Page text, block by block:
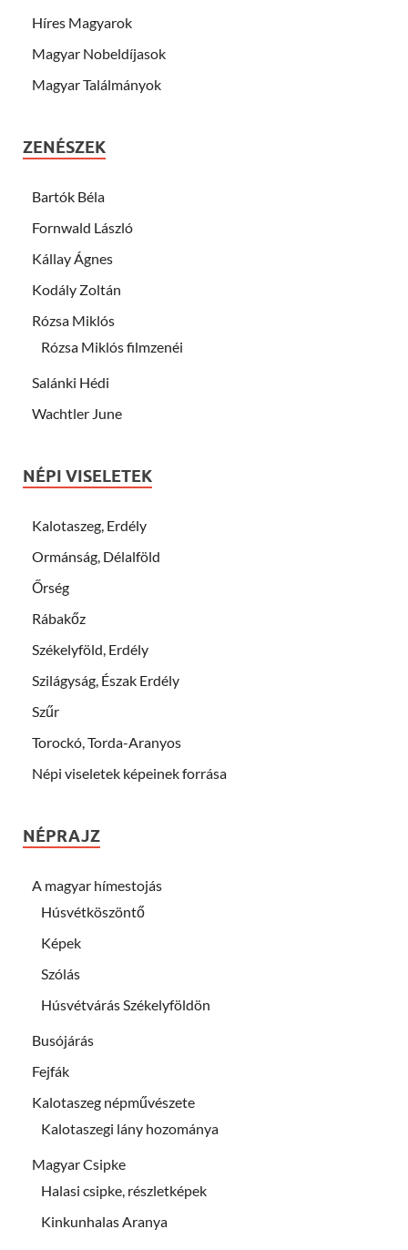
Híres Magyarok
Magyar Nobeldíjasok
Magyar Találmányok
ZENÉSZEK
Bartók Béla
Fornwald László
Kállay Ágnes
Kodály Zoltán
Rózsa Miklós
Rózsa Miklós filmzenéi
Salánki Hédi
Wachtler June
NÉPI VISELETEK
Kalotaszeg, Erdély
Ormánság, Délalföld
Őrség
Rábakőz
Székelyföld, Erdély
Szilágyság, Észak Erdély
Szűr
Torockó, Torda-Aranyos
Népi viseletek képeinek forrása
NÉPRAJZ
A magyar hímestojás
Húsvétköszöntő
Képek
Szólás
Húsvétvárás Székelyföldön
Busójárás
Fejfák
Kalotaszeg népművészete
Kalotaszegi lány hozománya
Magyar Csipke
Halasi csipke, részletképek
Kinkunhalas Aranya